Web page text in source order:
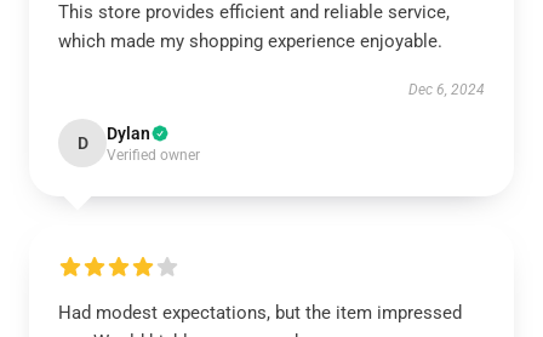
This store provides efficient and reliable service,
which made my shopping experience enjoyable.
Dec 6, 2024
D Dylan
Verified owner
Had modest expectations, but the item impressed